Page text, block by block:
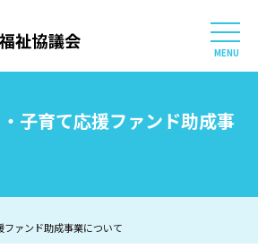
社会福祉法人 長門市社
福祉協議会について
相談したい
知りたい
子育て応援ファンド助成事
ァンド助成事業について